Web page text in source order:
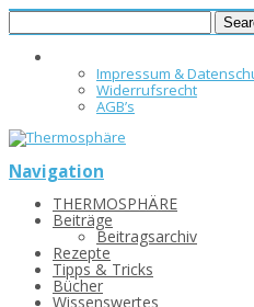
Impressum &
Widerrufsrecht
AGB’s
Navigation
THERMOSPHÄRE
Beiträge
Beitragsarchiv
Rezepte
Tipps & Tricks
Bücher
Wissenswertes